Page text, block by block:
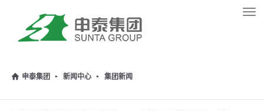
申泰集团 新闻中心 集团新闻